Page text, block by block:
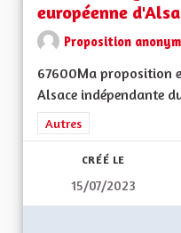
européenne
Proposition
67600Ma proposition
Alsace indépendante
Filtrer les résultats de la
Autres
CRÉÉ LE
15/07/2023